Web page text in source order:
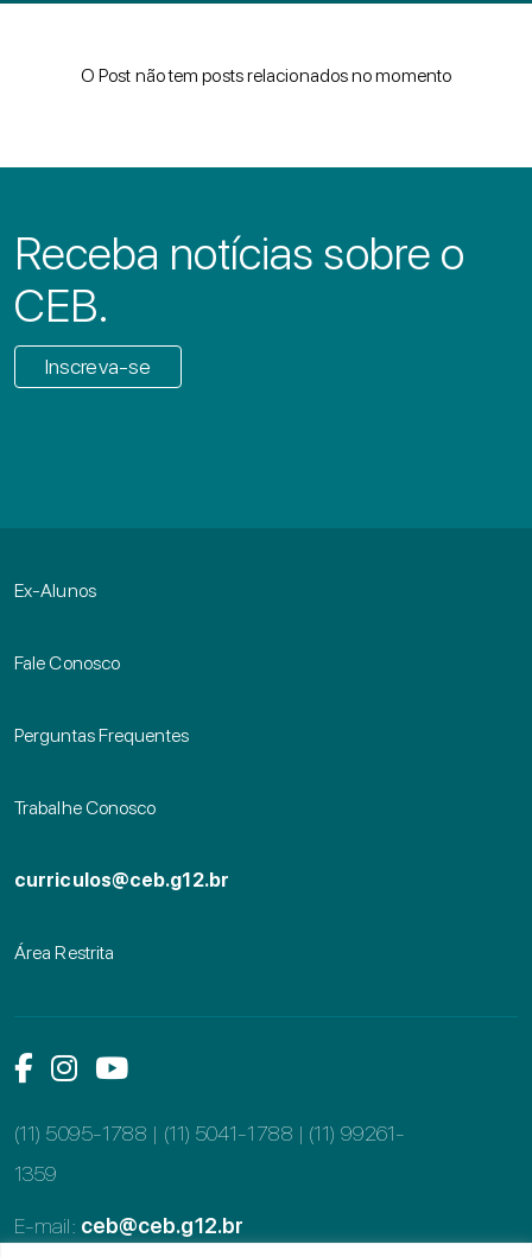
O Post não tem posts relacionados no momento
Receba notícias sobre o
CEB.
Inscreva-se
Ex-Alunos
Fale Conosco
Perguntas Frequentes
Trabalhe Conosco
curriculos@ceb.g12.br
Área Restrita
Link das mídias sociais
Link das mídias sociais
Link das mídias sociais
(11) 5095-1788 | (11) 5041-1788 | (11) 99261-
1359
E-mail: ceb@ceb.g12.br